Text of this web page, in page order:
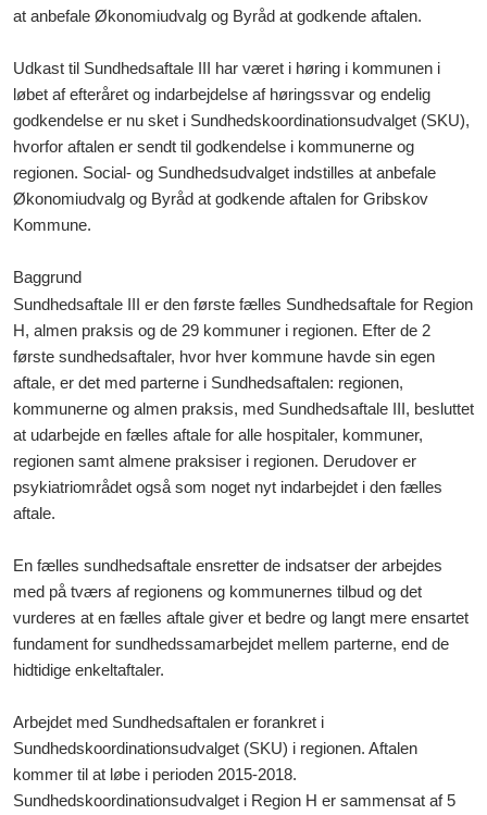
at anbefale Økonomiudvalg og Byråd at godkende aftalen.
Udkast til Sundhedsaftale III har været i høring i kommunen i
løbet af efteråret og indarbejdelse af høringssvar og endelig
godkendelse er nu sket i Sundhedskoordinationsudvalget (SKU),
hvorfor aftalen er sendt til godkendelse i kommunerne og
regionen. Social- og Sundhedsudvalget indstilles at anbefale
Økonomiudvalg og Byråd at godkende aftalen for Gribskov
Kommune.
Baggrund
Sundhedsaftale III er den første fælles Sundhedsaftale for Region
H, almen praksis og de 29 kommuner i regionen. Efter de 2
første sundhedsaftaler, hvor hver kommune havde sin egen
aftale, er det med parterne i Sundhedsaftalen: regionen,
kommunerne og almen praksis, med Sundhedsaftale III, besluttet
at udarbejde en fælles aftale for alle hospitaler, kommuner,
regionen samt almene praksiser i regionen. Derudover er
psykiatriområdet også som noget nyt indarbejdet i den fælles
aftale.
En fælles sundhedsaftale ensretter de indsatser der arbejdes
med på tværs af regionens og kommunernes tilbud og det
vurderes at en fælles aftale giver et bedre og langt mere ensartet
fundament for sundhedssamarbejdet mellem parterne, end de
hidtidige enkeltaftaler.
Arbejdet med Sundhedsaftalen er forankret i
Sundhedskoordinationsudvalget (SKU) i regionen. Aftalen
kommer til at løbe i perioden 2015-2018.
Sundhedskoordinationsudvalget i Region H er sammensat af 5